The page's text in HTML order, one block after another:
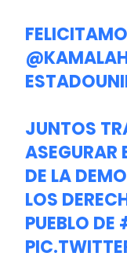
JUNTOS
ASEGURAR
DE LA
LOS
PUEBLO DE